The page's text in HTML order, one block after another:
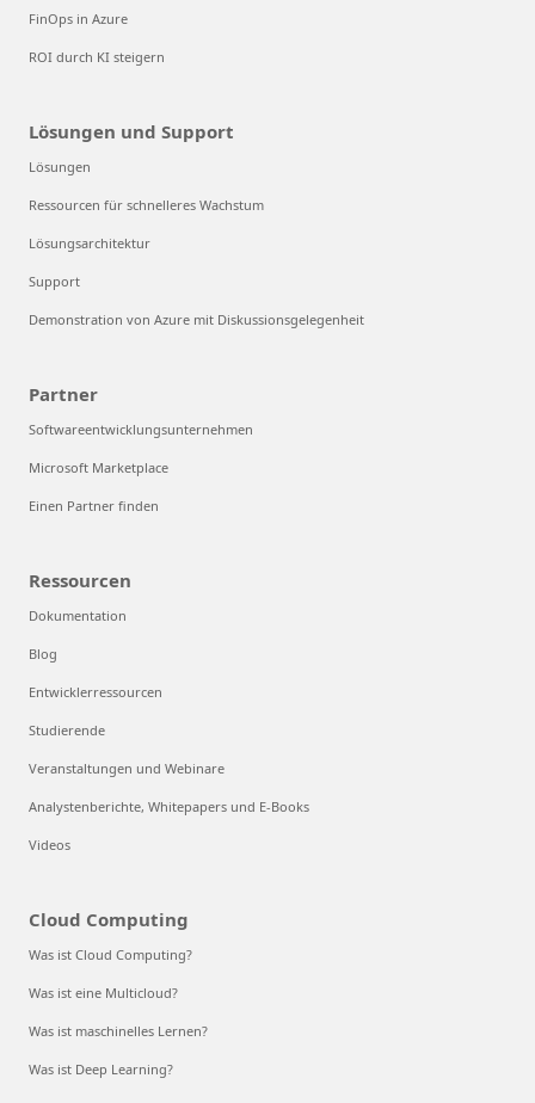
FinOps in Azure
ROI durch KI steigern
Lösungen und Support
Lösungen
Ressourcen für schnelleres Wachstum
Lösungsarchitektur
Support
Demonstration von Azure mit Diskussionsgelegenheit
Partner
Softwareentwicklungsunternehmen
Microsoft Marketplace
Einen Partner finden
Ressourcen
Dokumentation
Blog
Entwicklerressourcen
Studierende
Veranstaltungen und Webinare
Analystenberichte, Whitepapers und E-Books
Videos
Cloud Computing
Was ist Cloud Computing?
Was ist eine Multicloud?
Was ist maschinelles Lernen?
Was ist Deep Learning?